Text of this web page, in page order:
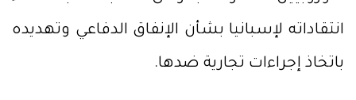
انتقاداته لإسبانيا بشأن الإنفاق الدفاعي وتهديده
باتخاذ إجراءات تجارية ضدها.